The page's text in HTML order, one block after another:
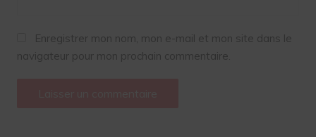
Enregistrer mon nom, mon e-mail et mon site dans le
navigateur pour mon prochain commentaire.